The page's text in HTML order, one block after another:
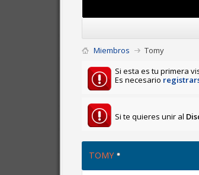
Miembros
Tomy
Si esta es tu primera
Es necesario
Si te quieres unir al
TOMY